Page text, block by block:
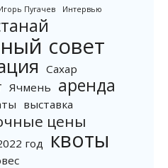
Пугачев
Интервью
совет
Сахар
Ячмень аренда
выставка
цены
год квоты